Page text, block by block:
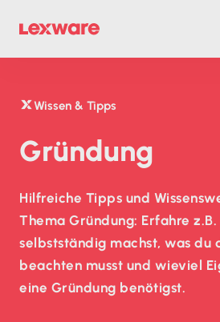
Wissen & Tipps
Gründung
Hilfreiche Tipps und
Thema Gründung: Erfahre
selbstständig machst, was du
beachten musst und wieviel
eine Gründung benötigst.